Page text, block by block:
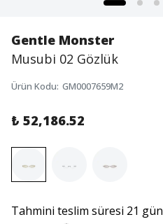
Gentle Monster
Musubi 02 Gözlük
Ürün Kodu: GM0007659M2
₺ 52,186.52
Tahmini teslim süresi 21 gün